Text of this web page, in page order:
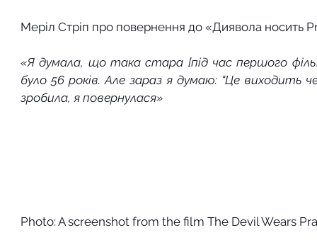
Меріл Стріп про повернення до «Диявола носить
«Я думала, що така стара [під час першого
було 56 років. Але зараз я думаю: “Це виходить
зробила, я повернулася»
Photo: A screenshot from the film The Devil Wears